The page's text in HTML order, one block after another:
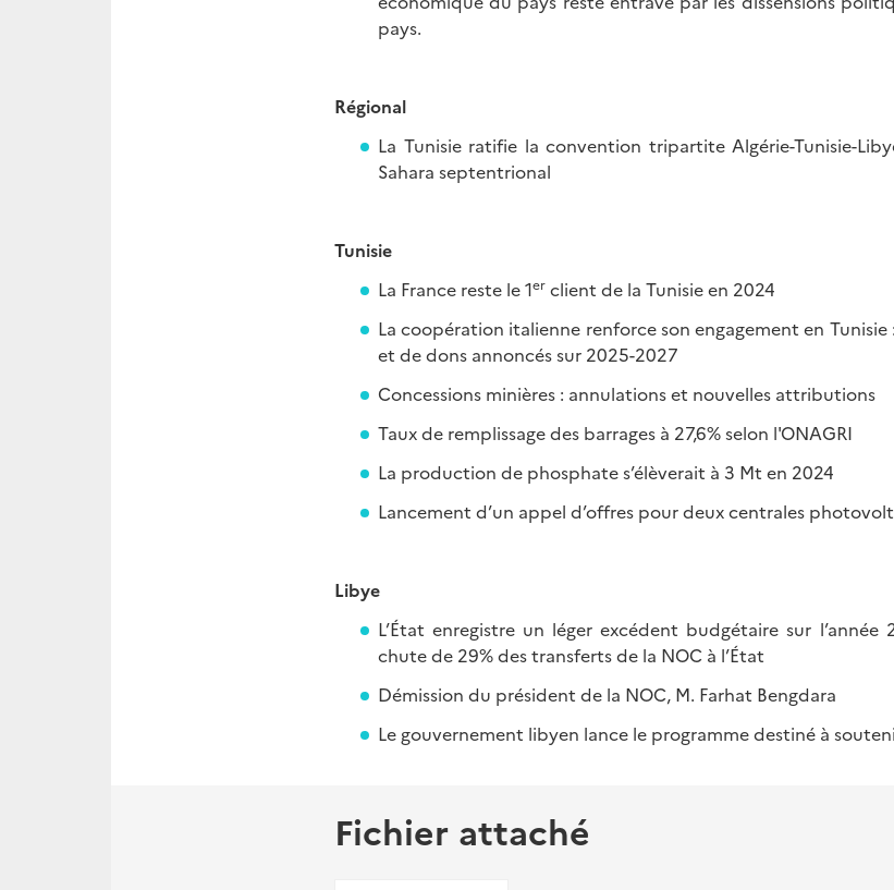
pays.
Régional
La Tunisie ratifie la convention tripartite Algérie-Tunisie-
Sahara septentrional
Tunisie
La France reste le 1er client de la Tunisie en 2024
La coopération italienne renforce son engagement en Tunisie
et de dons annoncés sur 2025-2027
Concessions minières : annulations et nouvelles attributions
Taux de remplissage des barrages à 27,6% selon l'ONAGRI
La production de phosphate s’élèverait à 3 Mt en 2024
Lancement d’un appel d’offres pour deux centrales
Libye
L’État enregistre un léger excédent budgétaire sur l’année
chute de 29% des transferts de la NOC à l’État
Démission du président de la NOC, M. Farhat Bengdara
Le gouvernement libyen lance le programme destiné à
Fichier attaché